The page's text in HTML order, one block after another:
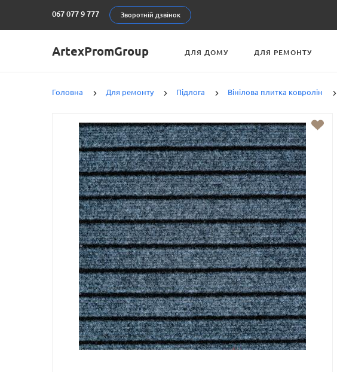
067 077 9 777 Зворотній дзвінок
ArtexPromGroup ДЛЯ ДОМУ ДЛЯ РЕМОНТУ
Головна Для ремонту Підлога Вінілова плитка ковролін